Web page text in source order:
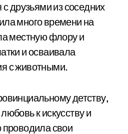
с друзьями из соседних
много времени на
местную флору и
и осваивала
с животными.
детству,
к искусству и
свои